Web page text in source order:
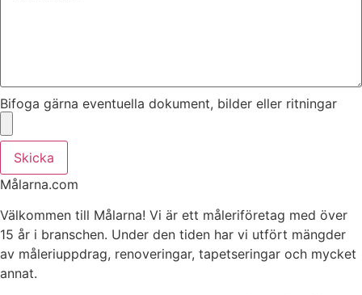
Bifoga gärna eventuella dokument, bilder eller ritningar
Skicka
Målarna.com
Välkommen till Målarna! Vi är ett måleriföretag med över
15 år i branschen. Under den tiden har vi utfört mängder
av måleriuppdrag, renoveringar, tapetseringar och mycket
annat.